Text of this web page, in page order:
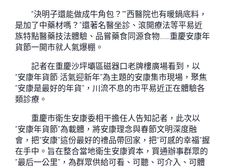
“決明子還能做成牛角包？”“西醫院也有暖鍋底料，
是加了中藥材嗎？”還著名醫坐診、滾開療法等平易近
族特點醫藥技法體驗、品嘗藥食同源食物……重慶安康年
貨節一開市就人氣爆棚。
記者在重慶沙坪壩區磁器口老牌樓廣場看到，以
“安康年貨節·活氣迎新年”為主題的安康集市現場，聚焦
“安康是最好的年貨”，川流不息的市平易近正在體驗各
類診療。
重慶市衛生安康委相干擔任人告知記者，此次以
“安康年貨節”為載體，將安康理念與春節文明深度融
會，把“安康”這份最好的禮品帶回家，把“可感的幸福”握
在手中。旨在整合當地衛生安康資本，買通辦事群眾的
“最后一公里”，為群眾供給可看、可聽、可介入、可體